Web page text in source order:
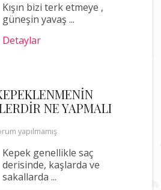
Kışın bizi terk etmeye ,
güneşin yavaş ...
Detaylar
NE YAPMALI
yapılmamış
Kepek genellikle saç
derisinde, kaşlarda ve
sakallarda ...